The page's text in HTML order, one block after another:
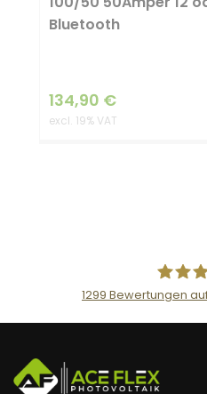
Bluetooth
134,90 €
excl. 19% VAT
1299 Bewertungen